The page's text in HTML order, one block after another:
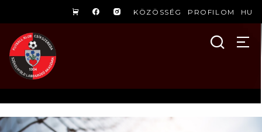
KÖZÖSSÉG PROFILOM HU